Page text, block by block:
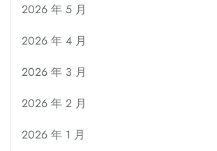
2026 年 5 月
2026 年 4 月
2026 年 3 月
2026 年 2 月
2026 年 1 月